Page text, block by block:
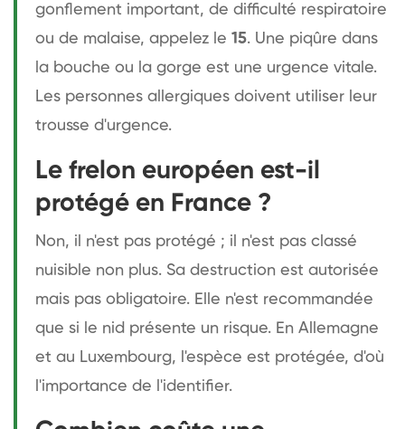
gonflement important, de difficulté respiratoire
ou de malaise, appelez le 15. Une piqûre dans
la bouche ou la gorge est une urgence vitale.
Les personnes allergiques doivent utiliser leur
trousse d'urgence.
Le frelon européen est-il
protégé en France ?
Non, il n'est pas protégé ; il n'est pas classé
nuisible non plus. Sa destruction est autorisée
mais pas obligatoire. Elle n'est recommandée
que si le nid présente un risque. En Allemagne
et au Luxembourg, l'espèce est protégée, d'où
l'importance de l'identifier.